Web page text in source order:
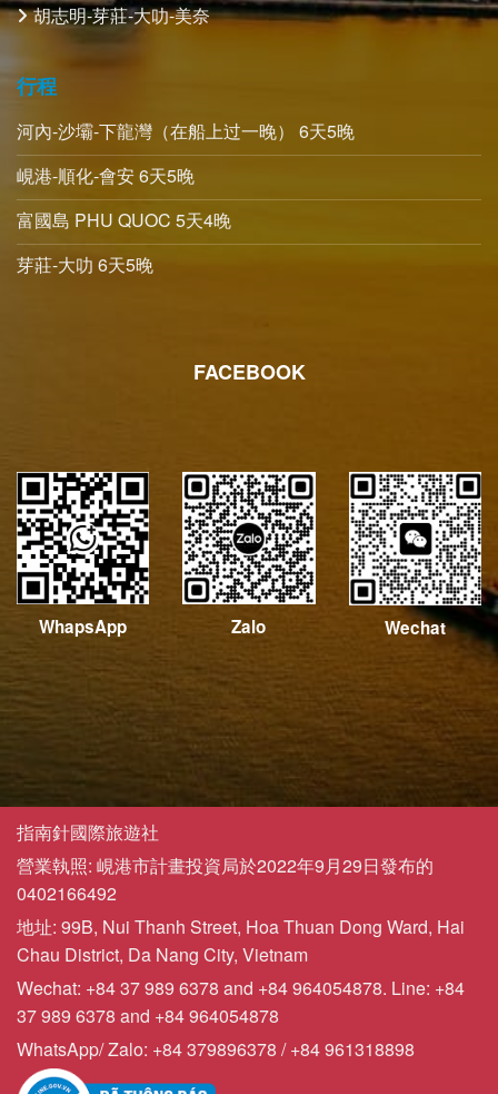
胡志明-芽莊-大叻-美奈
行程
河內-沙壩-下龍灣（在船上过一晚） 6天5晚
峴港-順化-會安 6天5晚
富國島 PHU QUOC 5天4晚
芽莊-大叻 6天5晚
FACEBOOK
WhapsApp Zalo Wechat
指南針國際旅遊社
營業執照: 峴港市計畫投資局於2022年9月29日發布的
0402166492
地址: 99B, Nui Thanh Street, Hoa Thuan Dong Ward, Hai
Chau District, Da Nang City, Vietnam
Wechat: +84 37 989 6378 and +84 964054878. Line: +84
37 989 6378 and +84 964054878
WhatsApp/ Zalo: +84 379896378 / +84 961318898